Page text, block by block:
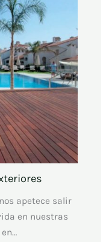
apetece salir
en nuestras